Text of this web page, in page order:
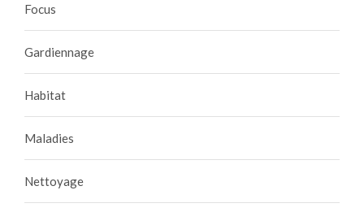
Focus
Gardiennage
Habitat
Maladies
Nettoyage